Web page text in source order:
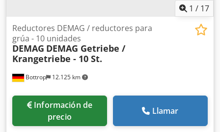
1 / 17
Bottrop 12.125 km
Reductores DEMAG / reductores para
grúa - 10 unidades
DEMAG DEMAG Getriebe /
Krangetriebe - 10 St.
Información de
precio
Llamar